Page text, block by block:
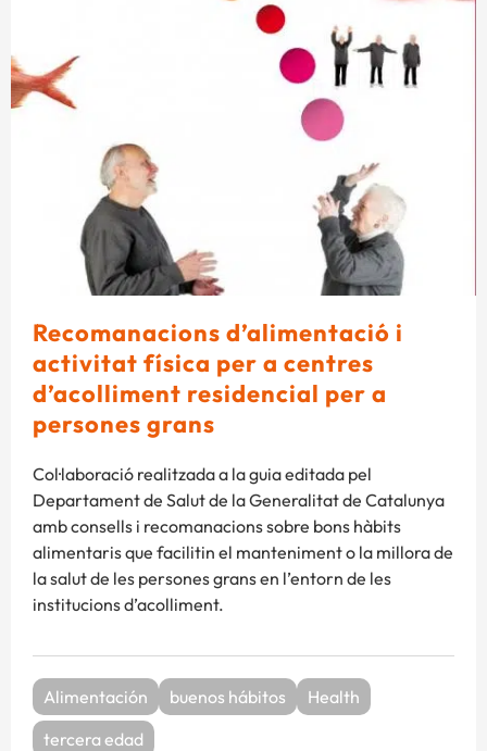
Recomanacions d’alimentació i
activitat física per a centres
d’acolliment residencial per a
persones grans
Col·laboració realitzada a la guia editada pel
Departament de Salut de la Generalitat de Catalunya
amb consells i recomanacions sobre bons hàbits
alimentaris que facilitin el manteniment o la millora de
la salut de les persones grans en l’entorn de les
institucions d’acolliment.
Alimentación buenos hábitos
Health
tercera edad